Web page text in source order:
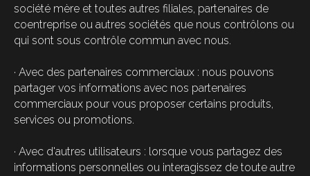
société mère et toutes autres filiales, partenaires de
coentreprise ou autres sociétés que nous contrôlons ou
qui sont sous contrôle commun avec nous.
· Avec des partenaires commerciaux : nous pouvons
partager vos informations avec nos partenaires
commerciaux pour vous proposer certains produits,
services ou promotions.
· Avec d'autres utilisateurs : lorsque vous partagez des
informations personnelles ou interagissez de toute autre